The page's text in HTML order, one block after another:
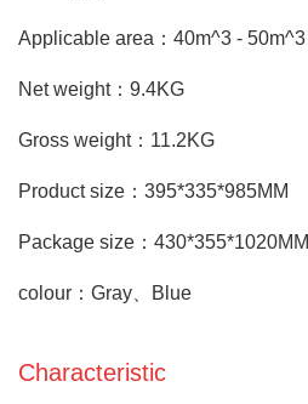
Applicable area：40m^3 - 50m^3
Net weight：9.4KG
Gross weight：11.2KG
Product size：395*335*985MM
Package size：430*355*1020MM
colour：Gray、Blue
Characteristic